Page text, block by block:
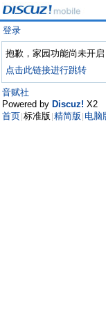
登录
抱歉，家园功能尚未开启
点击此链接进行跳转
音赋社
Powered by Discuz! X2
首页 标准版 精简版 电脑